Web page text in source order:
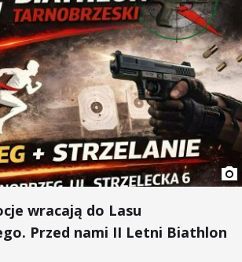
wracają do Lasu
Przed nami II Letni Biathlon